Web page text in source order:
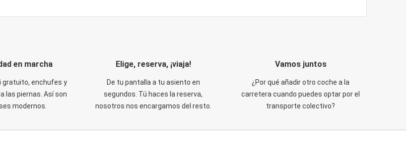
en marcha
gratuito, enchufes y
las piernas. Así son
modernos.
Elige, reserva, ¡viaja!
De tu pantalla a tu asiento en
segundos. Tú haces la reserva,
nosotros nos encargamos del resto.
Vamos juntos
¿Por qué añadir otro coche a la
carretera cuando puedes optar por el
transporte colectivo?